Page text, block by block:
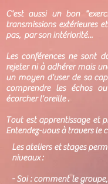
C'est aussi un bon
transmissions extérieures
pas, par son intériorité...
Les conférences ne sont
rejeter ni à adhérer mais
un moyen d'user de sa
comprendre les échos
écorcher l'oreille .
Tout est apprentissage et
Entendez-vous à travers le
Les ateliers et stages
niveaux :
- Soi : comment le